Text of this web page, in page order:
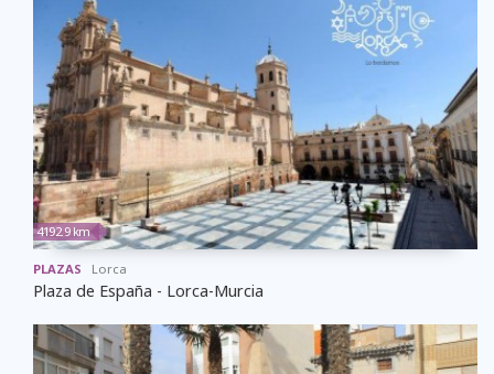
4192.9 km
PLAZAS Lorca
Plaza de España - Lorca-Murcia